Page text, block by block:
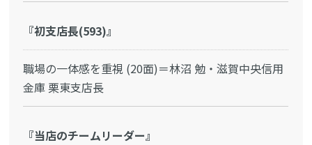
『初支店長(593)』
職場の一体感を重視 (20面)＝林沼 勉・滋賀中央信用
金庫 栗東支店長
『当店のチームリーダー』